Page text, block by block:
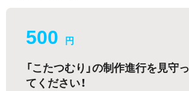
500 円
「こたつむり」の制作進行を見守っ
てください！